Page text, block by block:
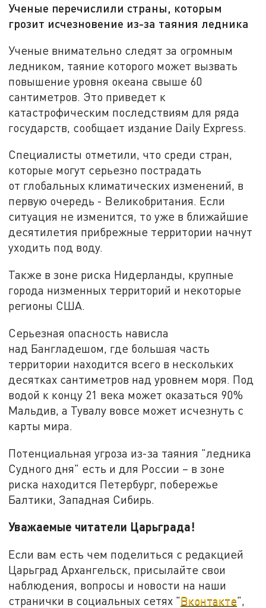
Ученые перечислили страны, которым
грозит исчезновение из-за таяния ледника
Ученые внимательно следят за огромным
ледником, таяние которого может вызвать
повышение уровня океана свыше 60
сантиметров. Это приведет к
катастрофическим последствиям для ряда
государств, сообщает издание Daily Express.
Специалисты отметили, что среди стран,
которые могут серьезно пострадать
от глобальных климатических изменений, в
первую очередь - Великобритания. Если
ситуация не изменится, то уже в ближайшие
десятилетия прибрежные территории начнут
уходить под воду.
Также в зоне риска Нидерланды, крупные
города низменных территорий и некоторые
регионы США.
Серьезная опасность нависла
над Бангладешом, где большая часть
территории находится всего в нескольких
десятках сантиметров над уровнем моря. Под
водой к концу 21 века может оказаться 90%
Мальдив, а Тувалу вовсе может исчезнуть с
карты мира.
Потенциальная угроза из-за таяния "ледника
Судного дня" есть и для России – в зоне
риска находится Петербург, побережье
Балтики, Западная Сибирь.
Уважаемые читатели Царьграда!
Если вам есть чем поделиться с редакцией
Царьград Архангельск, присылайте свои
наблюдения, вопросы и новости на наши
странички в социальных сетях "Вконтакте",